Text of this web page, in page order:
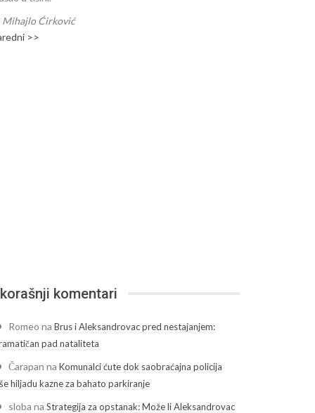
Mihajlo Ćirković
>>
komentari
Romeo naBrus i Aleksandrovac pred nestajanjem:
pad nataliteta
Čarapan naKomunalci ćute dok saobraćajna policija
hiljadu kazne za bahato parkiranje
sloba naStrategija za opstanak: Može li Aleksandrovac